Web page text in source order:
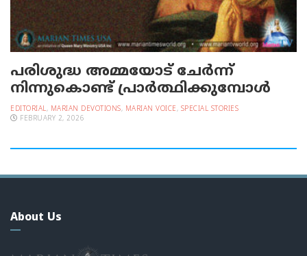
പരിശുദ്ധ അമ്മയോട് ചേർന്ന്
നിന്നുകൊണ്ട് പ്രാർത്ഥിക്കുമ്പോൾ
EDITORIAL, MARIAN DEVOTIONS, MARIAN VOICE, SPECIAL STORIES
FEBRUARY 2, 2026
About Us